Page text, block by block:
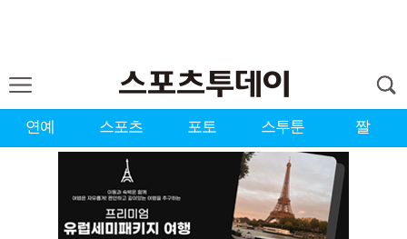
연예 스포츠 포토 스투툰 짤